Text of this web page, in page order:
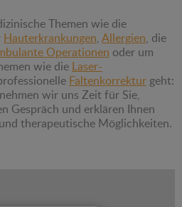
Themen wie die
Hauterkrankungen,Allergien, die
Operationen oder um
wie die Laser-
Faltenkorrektur geht:
wir uns Zeit für Sie,
Gespräch und erklären Ihnen
therapeutische Möglichkeiten.